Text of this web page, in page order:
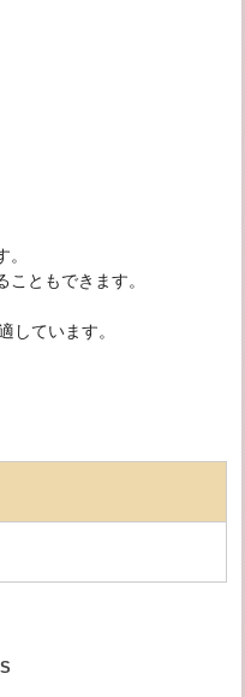
ともできます。
しています。